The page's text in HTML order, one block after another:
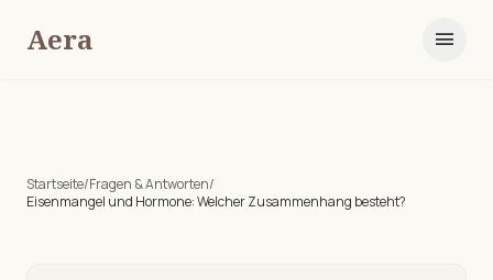
Aera menu
Startseite/Fragen & Antworten/
Eisenmangel und Hormone: Welcher Zusammenhang besteht?